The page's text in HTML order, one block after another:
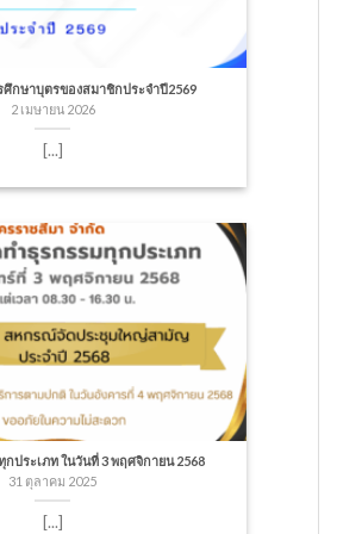
กษาบุตรของสมาชิกประจำปี2569
2 เมษายน 2026
[...]
กประเภท ในวันที่ 3 พฤศจิกายน 2568
31 ตุลาคม 2025
[...]